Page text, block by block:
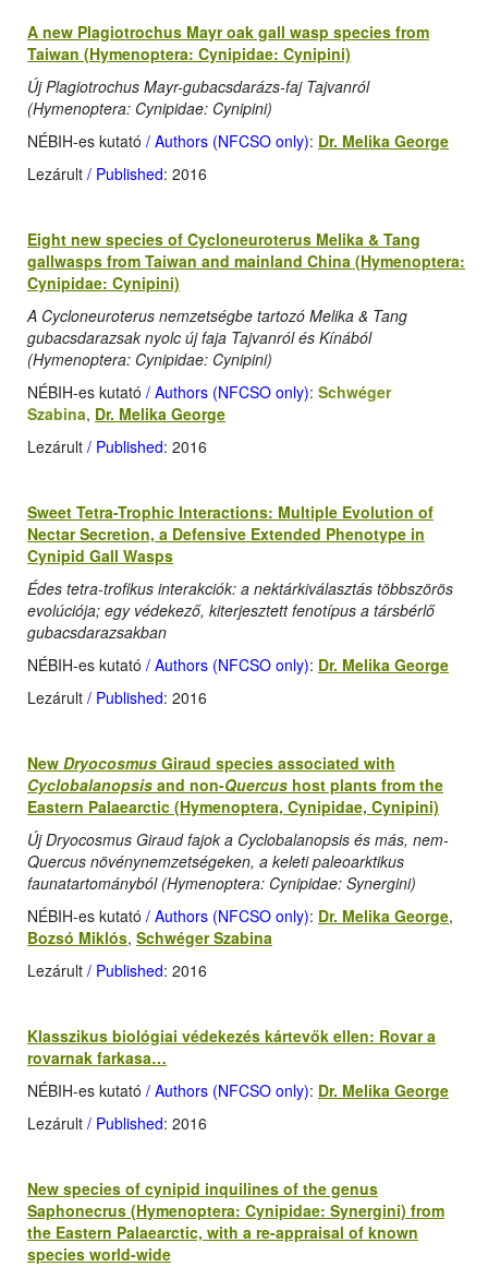
A new Plagiotrochus Mayr oak gall wasp species from
Taiwan (Hymenoptera: Cynipidae: Cynipini)
Új Plagiotrochus Mayr-gubacsdarázs-faj Tajvanról
(Hymenoptera: Cynipidae: Cynipini)
NÉBIH-es kutató / Authors (NFCSO only): Dr. Melika George
Lezárult / Published: 2016
Eight new species of Cycloneuroterus Melika & Tang
gallwasps from Taiwan and mainland China (Hymenoptera:
Cynipidae: Cynipini)
A Cycloneuroterus nemzetségbe tartozó Melika & Tang
gubacsdarazsak nyolc új faja Tajvanról és Kínából
(Hymenoptera: Cynipidae: Cynipini)
NÉBIH-es kutató / Authors (NFCSO only): Schwéger
Szabina, Dr. Melika George
Lezárult / Published: 2016
Sweet Tetra-Trophic Interactions: Multiple Evolution of
Nectar Secretion, a Defensive Extended Phenotype in
Cynipid Gall Wasps
Édes tetra-trofikus interakciók: a nektárkiválasztás többszörös
evolúciója; egy védekező, kiterjesztett fenotípus a társbérlő
gubacsdarazsakban
NÉBIH-es kutató / Authors (NFCSO only): Dr. Melika George
Lezárult / Published: 2016
New Dryocosmus Giraud species associated with
Cyclobalanopsis and non-Quercus host plants from the
Eastern Palaearctic (Hymenoptera, Cynipidae, Cynipini)
Új Dryocosmus Giraud fajok a Cyclobalanopsis és más, nem-
Quercus növénynemzetségeken, a keleti paleoarktikus
faunatartományból (Hymenoptera: Cynipidae: Synergini)
NÉBIH-es kutató / Authors (NFCSO only): Dr. Melika George,
Bozsó Miklós, Schwéger Szabina
Lezárult / Published: 2016
Klasszikus biológiai védekezés kártevők ellen: Rovar a
rovarnak farkasa…
NÉBIH-es kutató / Authors (NFCSO only): Dr. Melika George
Lezárult / Published: 2016
New species of cynipid inquilines of the genus
Saphonecrus (Hymenoptera: Cynipidae: Synergini) from
the Eastern Palaearctic, with a re-appraisal of known
species world-wide